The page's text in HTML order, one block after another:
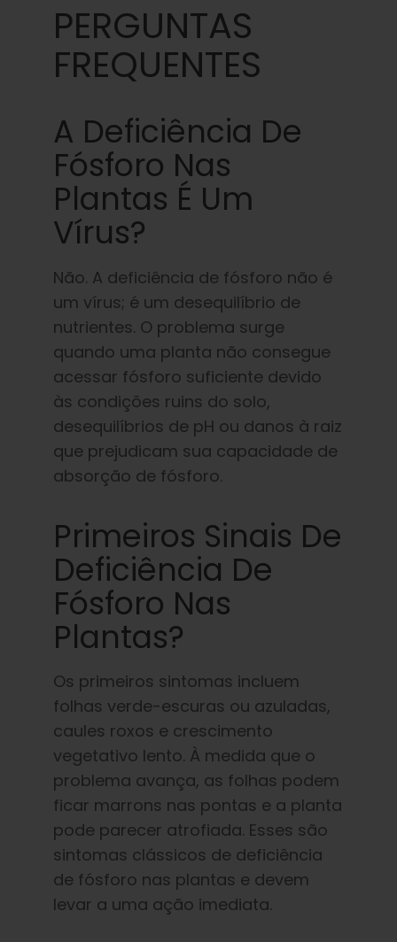
PERGUNTAS
FREQUENTES
A Deficiência De
Fósforo Nas
Plantas É Um
Vírus?
Não. A deficiência de fósforo não é
um vírus; é um desequilíbrio de
nutrientes. O problema surge
quando uma planta não consegue
acessar fósforo suficiente devido
às condições ruins do solo,
desequilíbrios de pH ou danos à raiz
que prejudicam sua capacidade de
absorção de fósforo.
Primeiros Sinais De
Deficiência De
Fósforo Nas
Plantas?
Os primeiros sintomas incluem
folhas verde-escuras ou azuladas,
caules roxos e crescimento
vegetativo lento. À medida que o
problema avança, as folhas podem
ficar marrons nas pontas e a planta
pode parecer atrofiada. Esses são
sintomas clássicos de deficiência
de fósforo nas plantas e devem
levar a uma ação imediata.